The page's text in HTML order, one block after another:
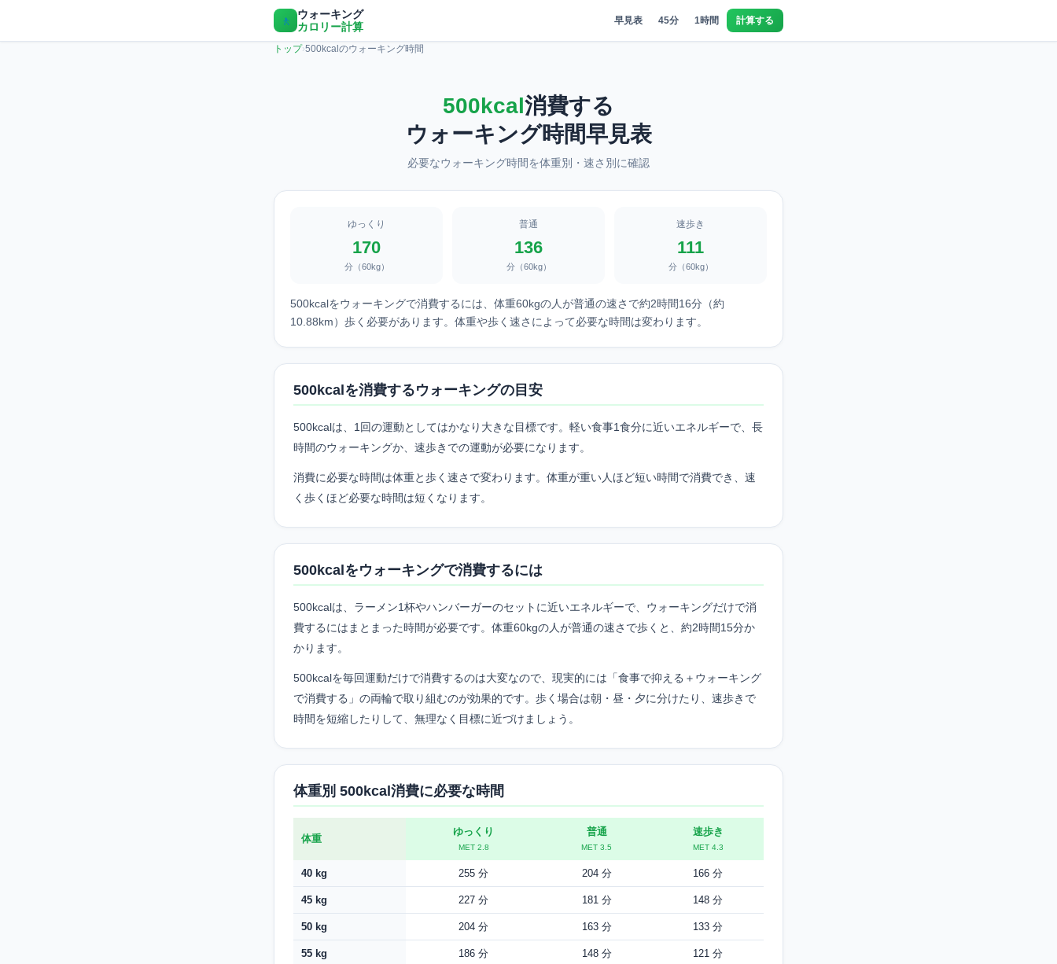
🚶
ウォーキング
カロリー計算
早見表 45分 1時間 計算する
トップ›500kcalのウォーキング時間
500kcal消費する
ウォーキング時間早見表
必要なウォーキング時間を体重別・速さ別に確認
ゆっくり
170
分（60kg）
普通
136
分（60kg）
速歩き
111
分（60kg）
500kcalをウォーキングで消費するには、体重60kgの人が普通の速さで約2時間16分（約
10.88km）歩く必要があります。体重や歩く速さによって必要な時間は変わります。
500kcalを消費するウォーキングの目安
500kcalは、1回の運動としてはかなり大きな目標です。軽い食事1食分に近いエネルギーで、長
時間のウォーキングか、速歩きでの運動が必要になります。
消費に必要な時間は体重と歩く速さで変わります。体重が重い人ほど短い時間で消費でき、速
く歩くほど必要な時間は短くなります。
500kcalをウォーキングで消費するには
500kcalは、ラーメン1杯やハンバーガーのセットに近いエネルギーで、ウォーキングだけで消
費するにはまとまった時間が必要です。体重60kgの人が普通の速さで歩くと、約2時間15分か
かります。
500kcalを毎回運動だけで消費するのは大変なので、現実的には「食事で抑える＋ウォーキング
で消費する」の両輪で取り組むのが効果的です。歩く場合は朝・昼・夕に分けたり、速歩きで
時間を短縮したりして、無理なく目標に近づけましょう。
体重別 500kcal消費に必要な時間
体重
ゆっくり
MET 2.8
普通
MET 3.5
速歩き
MET 4.3
40 kg 255 分 204 分 166 分
45 kg 227 分 181 分 148 分
50 kg 204 分 163 分 133 分
55 kg 186 分 148 分 121 分